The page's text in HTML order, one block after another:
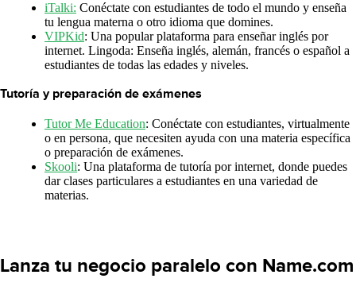
iTalki: Conéctate con estudiantes de todo el mundo y enseña
tu lengua materna o otro idioma que domines.
VIPKid: Una popular plataforma para enseñar inglés por
internet. Lingoda: Enseña inglés, alemán, francés o español a
estudiantes de todas las edades y niveles.
Tutoría y preparación de exámenes
Tutor Me Education: Conéctate con estudiantes, virtualmente
o en persona, que necesiten ayuda con una materia específica
o preparación de exámenes.
Skooli: Una plataforma de tutoría por internet, donde puedes
dar clases particulares a estudiantes en una variedad de
materias.
Lanza tu negocio paralelo con Name.com